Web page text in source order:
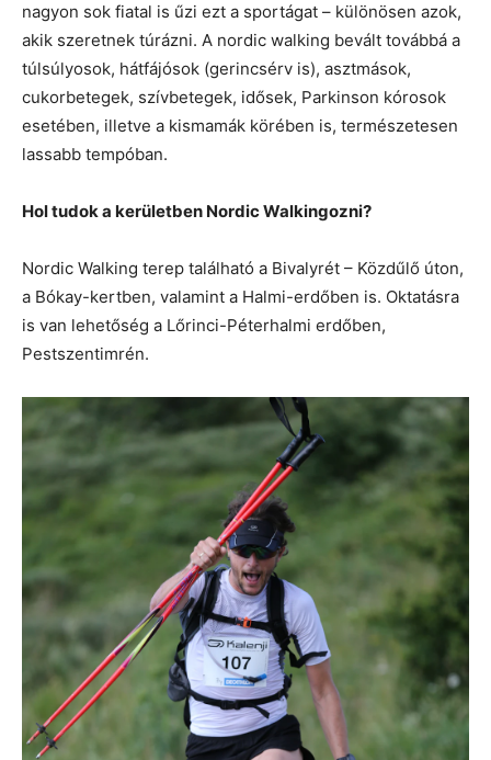
nagyon sok fiatal is űzi ezt a sportágat – különösen azok,
akik szeretnek túrázni. A nordic walking bevált továbbá a
túlsúlyosok, hátfájósok (gerincsérv is), asztmások,
cukorbetegek, szívbetegek, idősek, Parkinson kórosok
esetében, illetve a kismamák körében is, természetesen
lassabb tempóban.
Hol tudok a kerületben Nordic Walkingozni?
Nordic Walking terep található a Bivalyrét – Közdűlő úton,
a Bókay-kertben, valamint a Halmi-erdőben is. Oktatásra
is van lehetőség a Lőrinci-Péterhalmi erdőben,
Pestszentimrén.